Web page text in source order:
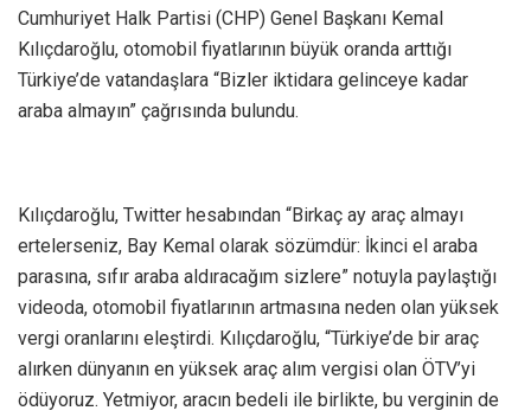
Cumhuriyet Halk Partisi (CHP) Genel Başkanı Kemal
Kılıçdaroğlu, otomobil fiyatlarının büyük oranda arttığı
Türkiye’de vatandaşlara “Bizler iktidara gelinceye kadar
araba almayın” çağrısında bulundu.
Kılıçdaroğlu, Twitter hesabından “Birkaç ay araç almayı
ertelerseniz, Bay Kemal olarak sözümdür: İkinci el araba
parasına, sıfır araba aldıracağım sizlere” notuyla paylaştığı
videoda, otomobil fiyatlarının artmasına neden olan yüksek
vergi oranlarını eleştirdi. Kılıçdaroğlu, “Türkiye’de bir araç
alırken dünyanın en yüksek araç alım vergisi olan ÖTV’yi
ödüyoruz. Yetmiyor, aracın bedeli ile birlikte, bu verginin de